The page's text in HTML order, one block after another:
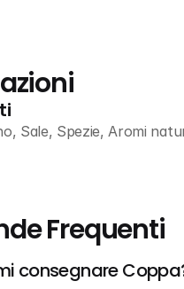
Sale, Spezie, Aromi
Frequenti
consegnare